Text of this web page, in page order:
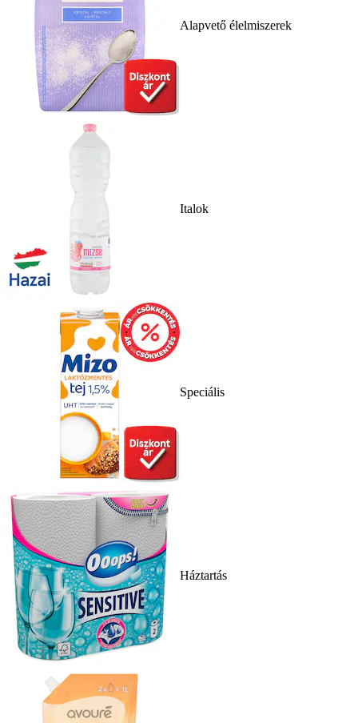
Alapvető élelmiszerek
Italok
Speciális
Háztartás